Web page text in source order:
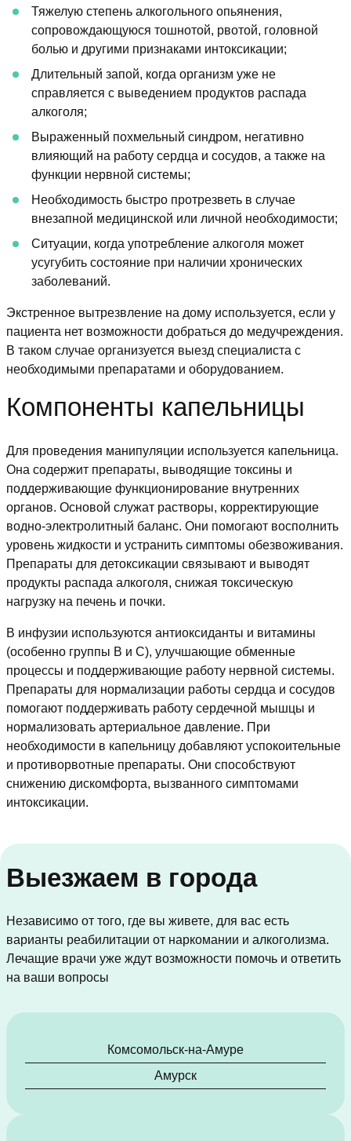
Тяжелую степень алкогольного опьянения,
сопровождающуюся тошнотой, рвотой, головной
болью и другими признаками интоксикации;
Длительный запой, когда организм уже не
справляется с выведением продуктов распада
алкоголя;
Выраженный похмельный синдром, негативно
влияющий на работу сердца и сосудов, а также на
функции нервной системы;
Необходимость быстро протрезветь в случае
внезапной медицинской или личной необходимости;
Ситуации, когда употребление алкоголя может
усугубить состояние при наличии хронических
заболеваний.
Экстренное вытрезвление на дому используется, если у
пациента нет возможности добраться до медучреждения.
В таком случае организуется выезд специалиста с
необходимыми препаратами и оборудованием.
Компоненты капельницы
Для проведения манипуляции используется капельница.
Она содержит препараты, выводящие токсины и
поддерживающие функционирование внутренних
органов. Основой служат растворы, корректирующие
водно-электролитный баланс. Они помогают восполнить
уровень жидкости и устранить симптомы обезвоживания.
Препараты для детоксикации связывают и выводят
продукты распада алкоголя, снижая токсическую
нагрузку на печень и почки.
В инфузии используются антиоксиданты и витамины
(особенно группы B и C), улучшающие обменные
процессы и поддерживающие работу нервной системы.
Препараты для нормализации работы сердца и сосудов
помогают поддерживать работу сердечной мышцы и
нормализовать артериальное давление. При
необходимости в капельницу добавляют успокоительные
и противорвотные препараты. Они способствуют
снижению дискомфорта, вызванного симптомами
интоксикации.
Выезжаем в города
Независимо от того, где вы живете, для вас есть
варианты реабилитации от наркомании и алкоголизма.
Лечащие врачи уже ждут возможности помочь и ответить
на ваши вопросы
Комсомольск-на-Амуре
Амурск